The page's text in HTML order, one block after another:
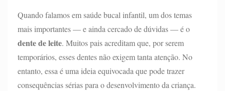
Quando falamos em saúde bucal infantil, um dos temas
mais importantes — e ainda cercado de dúvidas — é o
dente de leite. Muitos pais acreditam que, por serem
temporários, esses dentes não exigem tanta atenção. No
entanto, essa é uma ideia equivocada que pode trazer
consequências sérias para o desenvolvimento da criança.